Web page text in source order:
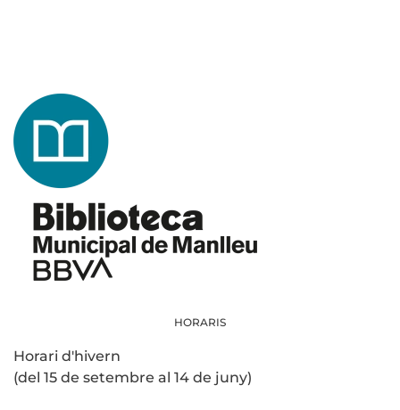
HORARIS
Horari d'hivern
(del 15 de setembre al 14 de juny)